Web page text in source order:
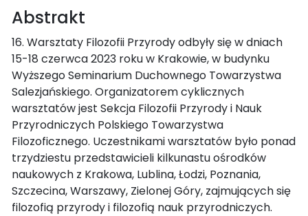
Abstrakt
16. Warsztaty Filozofii Przyrody odbyły się w dniach
15-18 czerwca 2023 roku w Krakowie, w budynku
Wyższego Seminarium Duchownego Towarzystwa
Salezjańskiego. Organizatorem cyklicznych
warsztatów jest Sekcja Filozofii Przyrody i Nauk
Przyrodniczych Polskiego Towarzystwa
Filozoficznego. Uczestnikami warsztatów było ponad
trzydziestu przedstawicieli kilkunastu ośrodków
naukowych z Krakowa, Lublina, Łodzi, Poznania,
Szczecina, Warszawy, Zielonej Góry, zajmujących się
filozofią przyrody i filozofią nauk przyrodniczych.